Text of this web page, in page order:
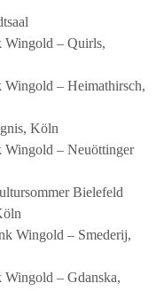
Wingold – Quirls,
Wingold – Heimathirsch,
Köln
Wingold – Neuöttinger
Bielefeld
Wingold – Smederij,
Wingold – Gdanska,